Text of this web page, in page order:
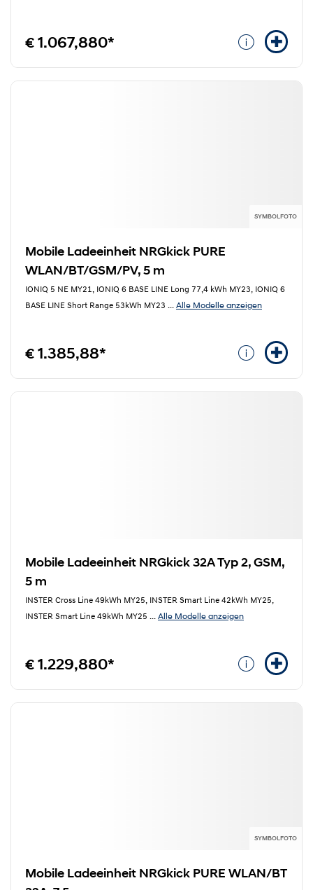
€ 1.067,880*
SYMBOLFOTO
Mobile Ladeeinheit NRGkick PURE
WLAN/BT/GSM/PV, 5 m
IONIQ 5 NE MY21, IONIQ 6 BASE LINE Long 77,4 kWh MY23, IONIQ 6
BASE LINE Short Range 53kWh MY23 ... Alle Modelle anzeigen
€ 1.385,88*
Mobile Ladeeinheit NRGkick 32A Typ 2, GSM,
5 m
INSTER Cross Line 49kWh MY25, INSTER Smart Line 42kWh MY25,
INSTER Smart Line 49kWh MY25 ... Alle Modelle anzeigen
€ 1.229,880*
SYMBOLFOTO
Mobile Ladeeinheit NRGkick PURE WLAN/BT